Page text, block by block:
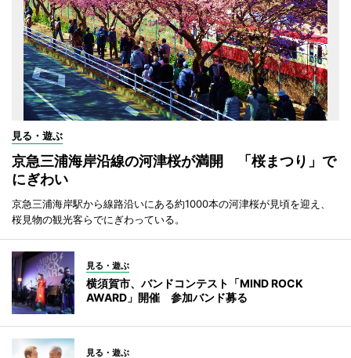
見る・遊ぶ
京急三浦海岸沿線の河津桜が満開 「桜まつり」で
にぎわい
京急三浦海岸駅から線路沿いにある約1000本の河津桜が見頃を迎え、
桜見物の観光客らでにぎわっている。
見る・遊ぶ
横須賀市、バンドコンテスト「MIND ROCK
AWARD」開催 参加バンド募る
見る・遊ぶ